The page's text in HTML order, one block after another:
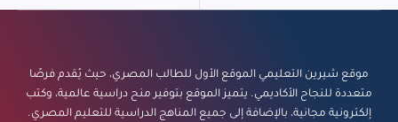
موقع شيرين التعليمي الموقع الأول للطالب المصري، حيث يُقدم فرصًا
متعددة للنجاح الأكاديمي. يتميز الموقع بتوفير منح دراسية عالمية، وكتب
إلكترونية مجانية، بالإضافة إلى جميع المناهج الدراسية للتعليم المصري.